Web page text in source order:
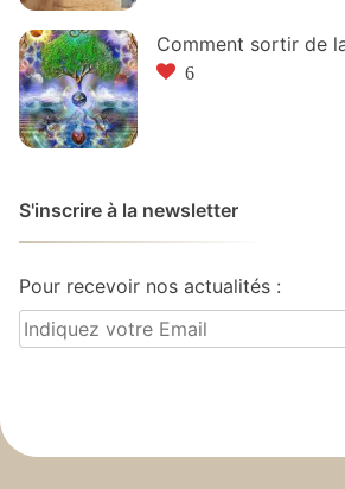
Comment sortir de
6
S'inscrire à la newsletter
Pour recevoir nos actualités :